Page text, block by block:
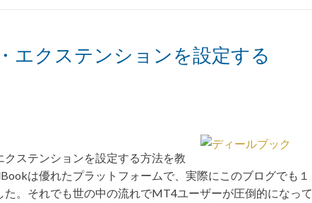
エクステンションを設定する
ステンションを設定する方法を教
は優れたプラットフォームで、実際にこのブログでも１
。それでも世の中の流れでMT4ユーザーが圧倒的になって